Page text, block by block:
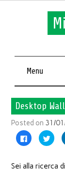
Menu
Desktop
Posted on 31/
Fai
clic
Facebook
Fai
clic
su
Sei alla ricerca